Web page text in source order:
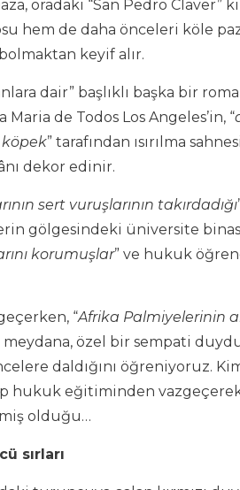
oradaki “San Pedro
hem de daha önceleri köle
keyif alır.
dair” başlıklı başka bir
de Todos Los Angeles’in, “
” tarafından ısırılma
dekor edinir.
sert vuruşlarının takırdadığı
gölgesindeki üniversite
korumuşlar” ve hukuk
“Afrika Palmiyelerinin
meydana, özel bir sempati
daldığını öğreniyoruz.
hukuk eğitiminden
olduğu…
sırları